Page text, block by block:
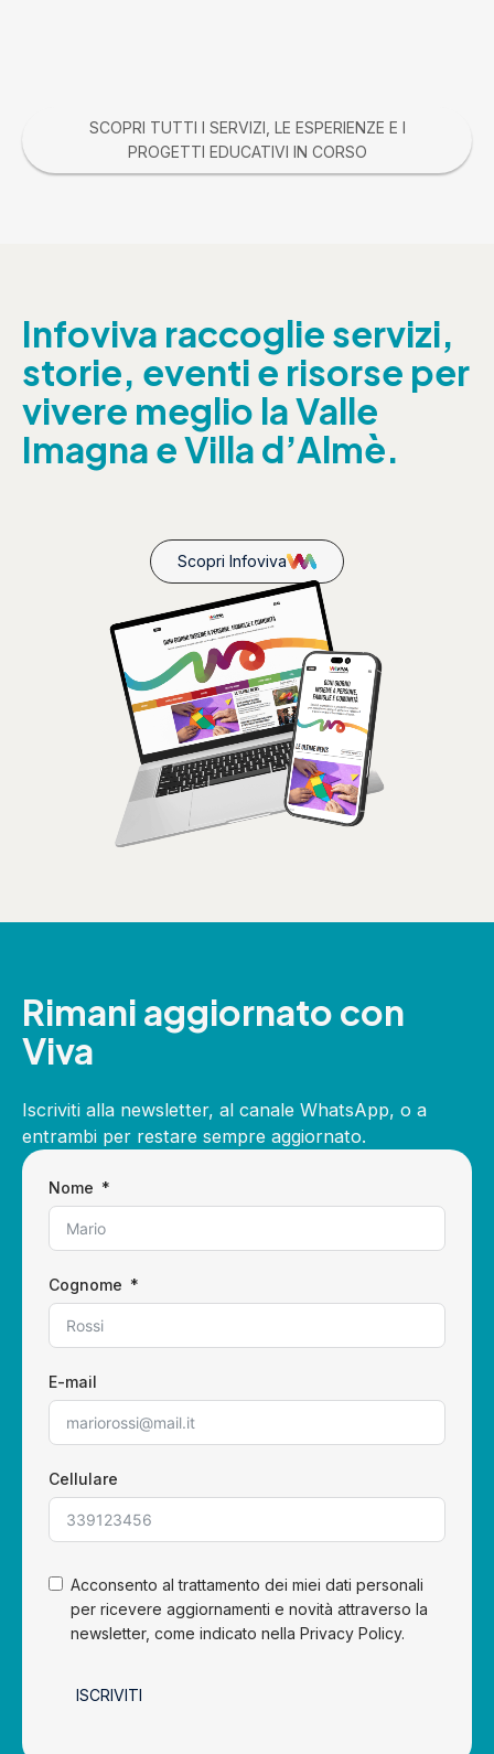
SCOPRI TUTTI I SERVIZI, LE ESPERIENZE E I
PROGETTI EDUCATIVI IN CORSO
Infoviva raccoglie servizi,
storie, eventi e risorse per
vivere meglio la Valle
Imagna e Villa d’Almè.
Scopri Infoviva
Rimani aggiornato con
Viva
Iscriviti alla newsletter, al canale WhatsApp, o a
entrambi per restare sempre aggiornato.
Nome
Cognome
E-mail
Cellulare
Acconsento al trattamento dei miei dati personali
per ricevere aggiornamenti e novità attraverso la
newsletter, come indicato nella Privacy Policy.
ISCRIVITI